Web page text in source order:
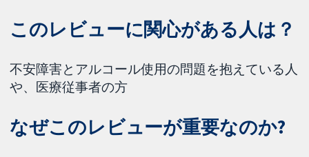
このレビューに関心がある人は？
不安障害とアルコール使用の問題を抱えている人
や、医療従事者の方
なぜこのレビューが重要なのか?